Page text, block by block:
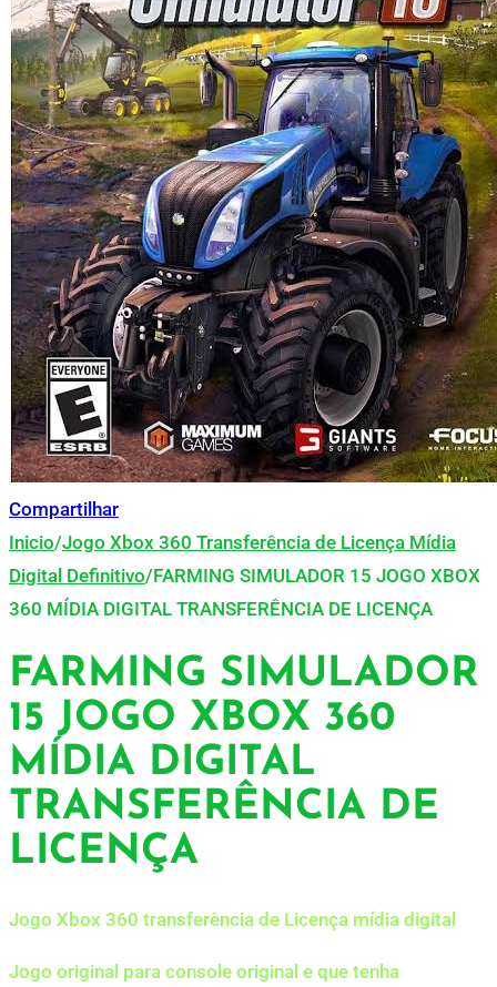
Compartilhar
Inicio/Jogo Xbox 360 Transferência de Licença Mídia
Digital Definitivo/FARMING SIMULADOR 15 JOGO XBOX
360 MÍDIA DIGITAL TRANSFERÊNCIA DE LICENÇA
FARMING SIMULADOR
15 JOGO XBOX 360
MÍDIA DIGITAL
TRANSFERÊNCIA DE
LICENÇA
Jogo Xbox 360 transferência de Licença mídia digital
Jogo original para console original e que tenha